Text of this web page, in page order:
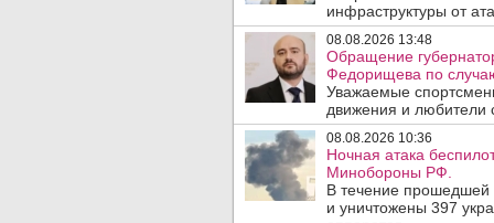
инфраструктуры от
08.08.2026 13:48
Обращение
Федорищева по
Уважаемые
движения и любители
08.08.2026 10:36
Ночная атака
Минобороны РФ.
В течение
и уничтожены 397